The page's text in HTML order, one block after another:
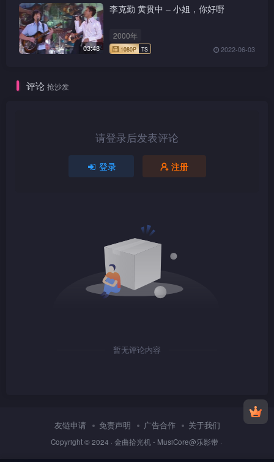
1080P TS
1080P TS
03:48
李克勤 黄贯中 – 小姐，你好嘢
2000年
2022-06-03
评论 抢沙发
请登录后发表评论
登录 注册
暂无评论内容
友链申请 免责声明 广告合作 关于我们
Copyright © 2024 · 金曲拾光机 - MusiCore@乐影带 ·